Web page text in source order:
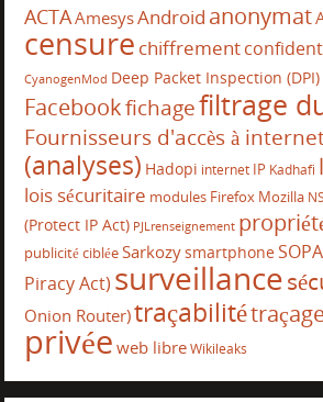
ACTAAmesysAndroid anonymat
censure chiffrement
CyanogenMod Deep Packet Inspection (DPI)
Facebookfichagefiltrage
Fournisseurs d'accès à
(analyses) Hadopi internet IP Kadhafi
lois sécuritaire modules Firefox Mozilla
(Protect IP Act) PJLrenseignement
publicité cibléeSarkozysmartphone
Piracy Act) surveillance
Onion Router)traçabilité
privée web libreWikileaks